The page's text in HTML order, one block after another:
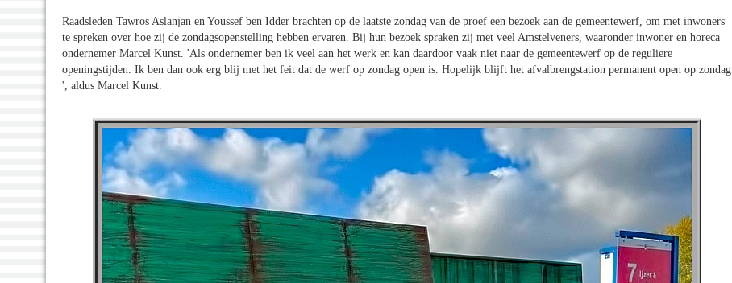
Raadsleden Tawros Aslanjan en Youssef ben Idder brachten op de laatste zondag van de proef een bezoek aan de gemeentewerf, om met inwoners
te spreken over hoe zij de zondagsopenstelling hebben ervaren. Bij hun bezoek spraken zij met veel Amstelveners, waaronder inwoner en horeca
ondernemer Marcel Kunst. 'Als ondernemer ben ik veel aan het werk en kan daardoor vaak niet naar de gemeentewerf op de reguliere
openingstijden. Ik ben dan ook erg blij met het feit dat de werf op zondag open is. Hopelijk blijft het afvalbrengstation permanent open op zondag
', aldus Marcel Kunst.